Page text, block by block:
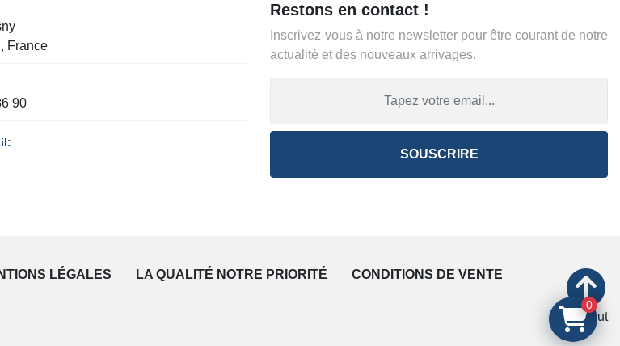
France
90
Restons en contact !
Inscrivez-vous à notre newsletter pour être courant de notre
actualité et des nouveaux arrivages.
SOUSCRIRE
LÉGALES LA QUALITÉ NOTRE PRIORITÉ CONDITIONS DE VENTE
En haut
0